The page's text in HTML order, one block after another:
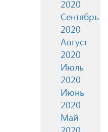
2020
Сентябрь
2020
Август
2020
Июль
2020
Июнь
2020
Май